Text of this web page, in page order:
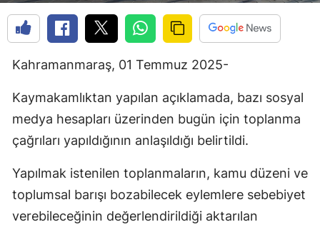
Kahramanmaraş, 01 Temmuz 2025-
Kaymakamlıktan yapılan açıklamada, bazı sosyal
medya hesapları üzerinden bugün için toplanma
çağrıları yapıldığının anlaşıldığı belirtildi.
Yapılmak istenilen toplanmaların, kamu düzeni ve
toplumsal barışı bozabilecek eylemlere sebebiyet
verebileceğinin değerlendirildiği aktarılan